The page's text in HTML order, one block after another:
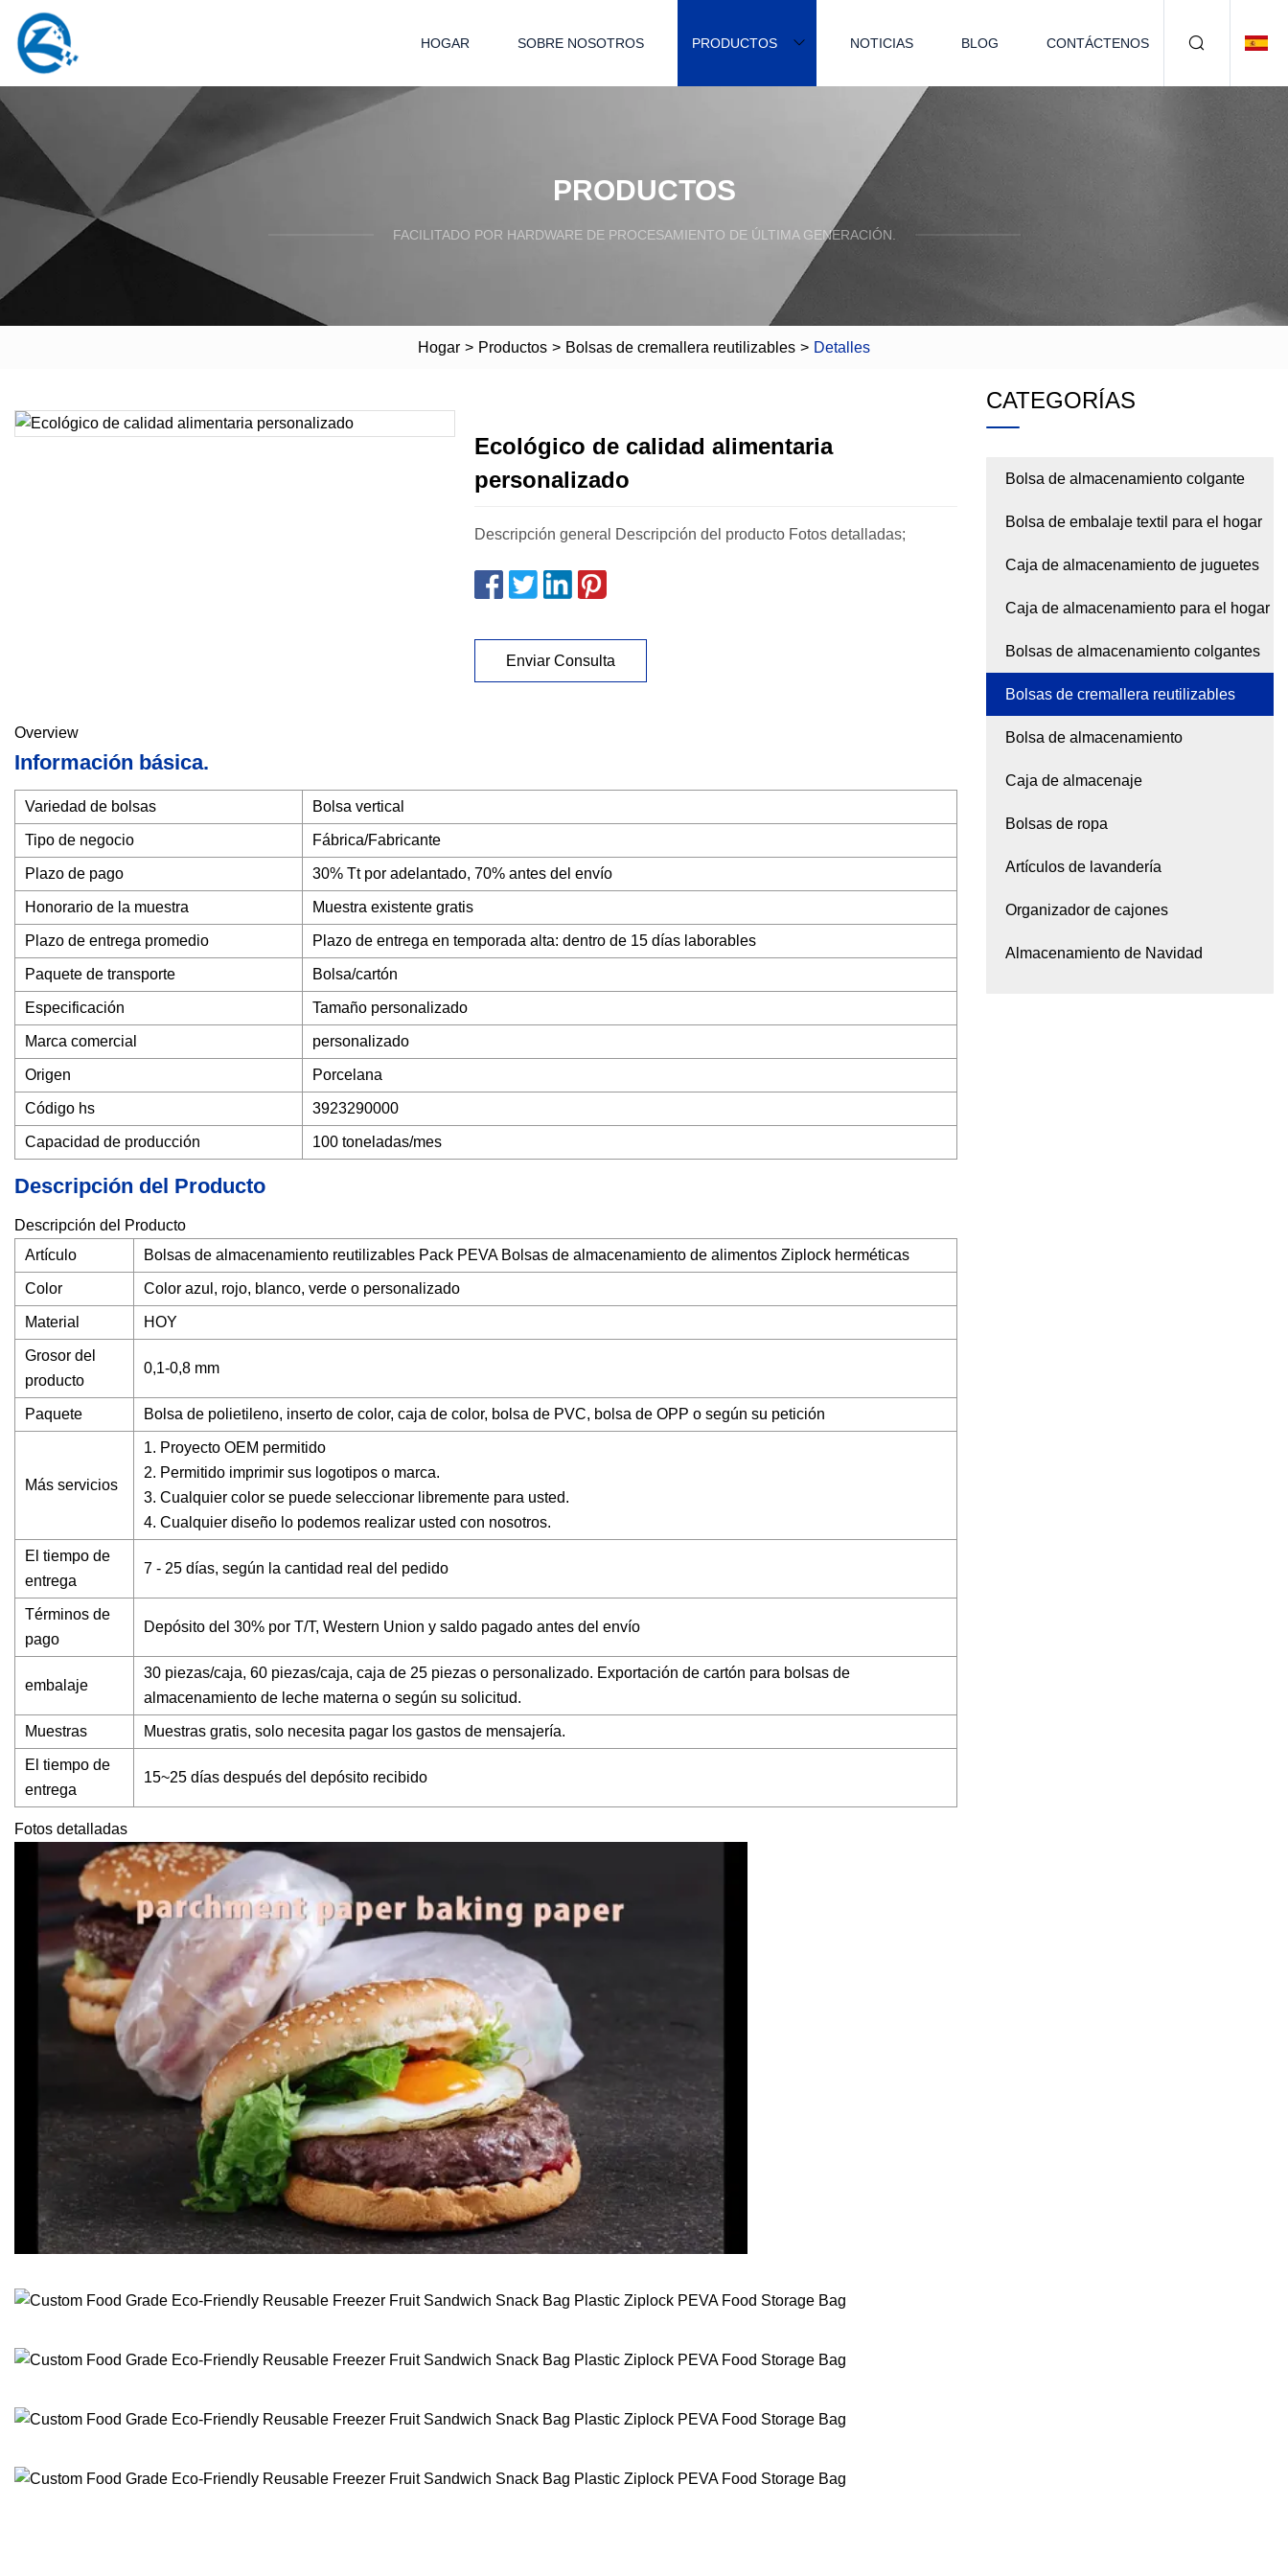
HOGAR SOBRE NOSOTROS PRODUCTOS NOTICIAS BLOG CONTÁCTENOS
PRODUCTOS
FACILITADO POR HARDWARE DE PROCESAMIENTO DE ÚLTIMA GENERACIÓN.
Hogar > Productos > Bolsas de cremallera reutilizables > Detalles
Ecológico de calidad alimentaria
personalizado
Descripción general Descripción del producto Fotos detalladas;
Enviar Consulta
Overview
Información básica.
Variedad de bolsas Bolsa vertical
Tipo de negocio Fábrica/Fabricante
Plazo de pago 30% Tt por adelantado, 70% antes del envío
Honorario de la muestra Muestra existente gratis
Plazo de entrega promedio Plazo de entrega en temporada alta: dentro de 15 días laborables
Paquete de transporte Bolsa/cartón
Especificación Tamaño personalizado
Marca comercial personalizado
Origen Porcelana
Código hs 3923290000
Capacidad de producción 100 toneladas/mes
Descripción del Producto
Descripción del Producto
Artículo
Bolsas de almacenamiento reutilizables Pack PEVA Bolsas de almacenamiento de alimentos Ziplock herméticas
Color Color azul, rojo, blanco, verde o personalizado
Material HOY
Grosor del
producto
0,1-0,8 mm
Paquete Bolsa de polietileno, inserto de color, caja de color, bolsa de PVC, bolsa de OPP o según su petición
Más servicios
1. Proyecto OEM permitido
2. Permitido imprimir sus logotipos o marca.
3. Cualquier color se puede seleccionar libremente para usted.
4. Cualquier diseño lo podemos realizar usted con nosotros.
El tiempo de
entrega
7 - 25 días, según la cantidad real del pedido
Términos de
pago
Depósito del 30% por T/T, Western Union y saldo pagado antes del envío
embalaje
30 piezas/caja, 60 piezas/caja, caja de 25 piezas o personalizado. Exportación de cartón para bolsas de
almacenamiento de leche materna o según su solicitud.
Muestras Muestras gratis, solo necesita pagar los gastos de mensajería.
El tiempo de
entrega
15~25 días después del depósito recibido
Fotos detalladas
CATEGORÍAS
Bolsa de almacenamiento colgante
Bolsa de embalaje textil para el hogar
Caja de almacenamiento de juguetes
Caja de almacenamiento para el hogar
Bolsas de almacenamiento colgantes
Bolsas de cremallera reutilizables
Bolsa de almacenamiento
Caja de almacenaje
Bolsas de ropa
Artículos de lavandería
Organizador de cajones
Almacenamiento de Navidad